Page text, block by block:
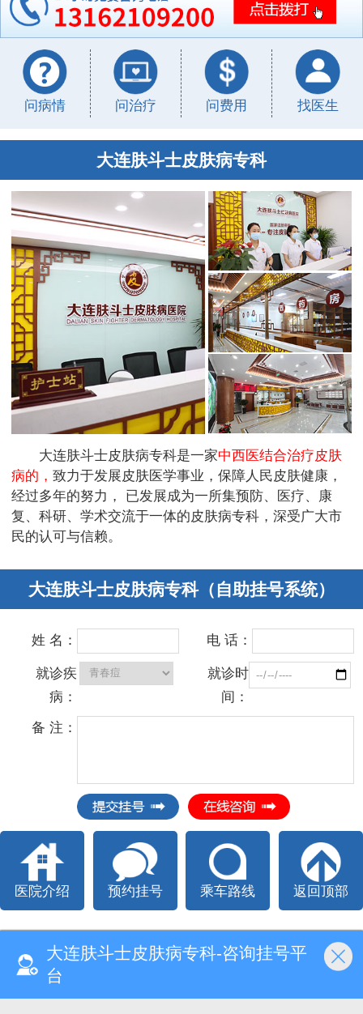
问病情 问治疗 问费用 找医生
大连肤斗士皮肤病专科
大连肤斗士皮肤病专科是一家中西医结合治疗皮肤
病的， 致力于发展皮肤医学事业，保障人民皮肤健康，
经过多年的努力， 已发展成为一所集预防、医疗、康
复、科研、学术交流于一体的皮肤病专科，深受广大市
民的认可与信赖。
大连肤斗士皮肤病专科（自助挂号系统）
姓 名： 电 话：
就诊疾
病：
就诊时
间：
备 注：
医院介绍 预约挂号 乘车路线 返回顶部
Copyright @ All right reserved.
大连肤斗士皮肤病专科-咨询挂号平
台